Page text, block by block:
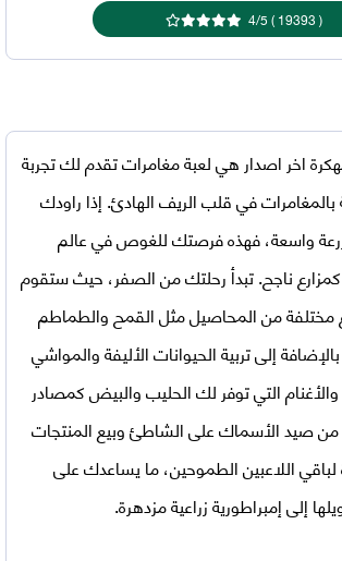
(
19393
)
4/5
هي لعبة مغامرات تقدم لك تجربة
بالمغامرات في قلب الريف الهادئ. إذا راودك
واسعة، فهذه فرصتك للغوص في عالم
كمزارع ناجح. تبدأ رحلتك من الصفر، حيث ستقوم
مختلفة من المحاصيل مثل القمح والطماطم
إلى تربية الحيوانات الأليفة والمواشي
والأغنام التي توفر لك الحليب والبيض كمصادر
صيد الأسماك على الشاطئ وبيع المنتجات
لباقي اللاعبين الطموحين، ما يساعدك على
إلى إمبراطورية زراعية مزدهرة.